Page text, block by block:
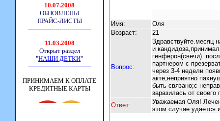
Имя:
Оля
Возраст:
21
Вопрос:
Здравствуйте.месяц
и
генферон(свечи).
партнером с
через 3-4 недели
акте,неприятно
быть связано;с
заразилась от своего
Ответ:
Уважаемая Оля!
этом случае удается